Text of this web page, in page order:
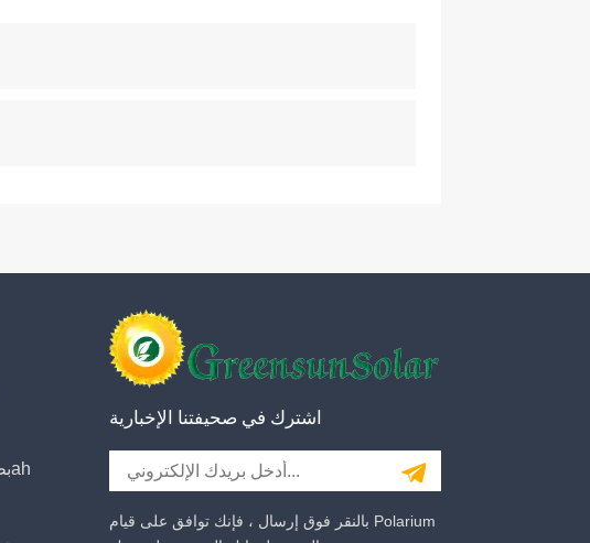
بطارية ليثيوم 12 فولت 100ah
اشترك في صحيفتنا الإخبارية
بالنقر فوق إرسال ، فإنك توافق على قيام Polarium